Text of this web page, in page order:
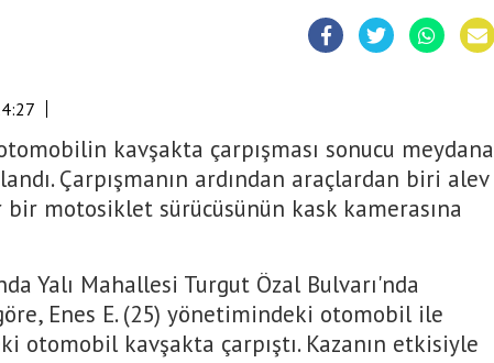
kavşakta çarpışması sonucu meydana
Çarpışmanın ardından araçlardan biri alev
motosiklet sürücüsünün kask kamerasına
Yalı Mahallesi Turgut Özal Bulvarı'nda
Enes E. (25) yönetimindeki otomobil ile
otomobil kavşakta çarpıştı. Kazanın etkisiyle